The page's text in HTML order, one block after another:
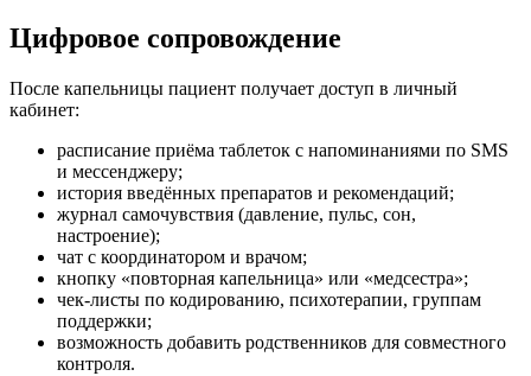
Цифровое сопровождение
После капельницы пациент получает доступ в личный
кабинет:
расписание приёма таблеток с напоминаниями по SMS
и мессенджеру;
история введённых препаратов и рекомендаций;
журнал самочувствия (давление, пульс, сон,
настроение);
чат с координатором и врачом;
кнопку «повторная капельница» или «медсестра»;
чек-листы по кодированию, психотерапии, группам
поддержки;
возможность добавить родственников для совместного
контроля.